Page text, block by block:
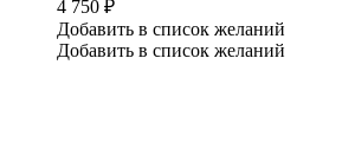
4 750 ₽
Добавить в список желаний
Добавить в список желаний